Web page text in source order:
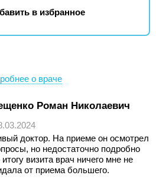
в избранное
о враче
Роман Николаевич
доктор. На приеме он осмотрел
но недостаточно подробно
визита врач ничего мне не
от приема большего.